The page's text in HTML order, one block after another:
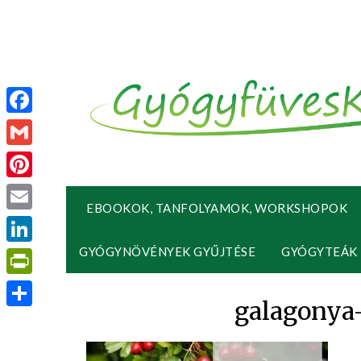
EBOOKOK, TANFOLYAMOK, WORKSHOPOK
GYÓGYNÖVÉNYEK GYŰJTÉSE GYÓGYTEÁK
Facebook
Gmail
Pinterest
Email
LinkedIn
PrintFriendly